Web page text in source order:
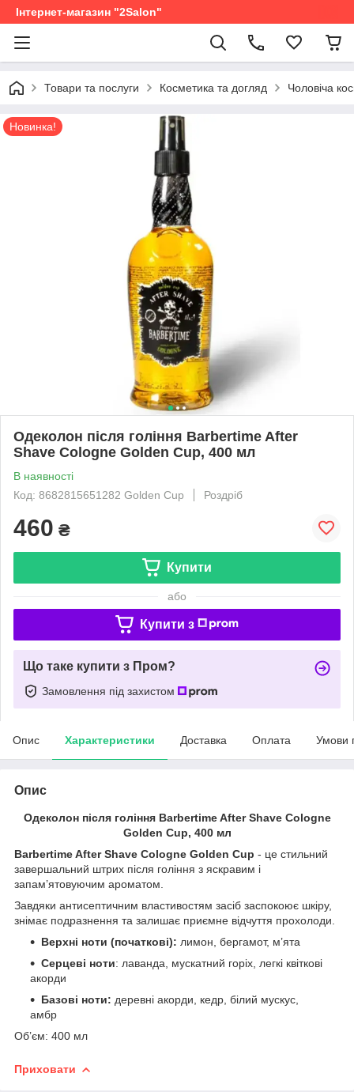
Інтернет-магазин "2Salon"
Товари та послуги Косметика та догляд Чоловіча
Новинка!
Одеколон після гоління Barbertime After
Shave Cologne Golden Cup, 400 мл
В наявності
Код: 8682815651282 Golden Cup
Роздріб
460 ₴
Купити
або
Купити з
Що таке купити з Пром?
Замовлення під захистом
Опис Характеристики Доставка Оплата Умови
Опис
Одеколон після гоління Barbertime After Shave Cologne
Golden Cup, 400 мл
Barbertime After Shave Cologne Golden Cup - це стильний
завершальний штрих після гоління з яскравим і
запам’ятовуючим ароматом.
Завдяки антисептичним властивостям засіб заспокоює шкіру,
знімає подразнення та залишає приємне відчуття прохолоди.
Верхні ноти (початкові): лимон, бергамот, м’ята
Серцеві ноти: лаванда, мускатний горіх, легкі квіткові
акорди
Базові ноти: деревні акорди, кедр, білий мускус,
амбр
Об’єм: 400 мл
Приховати